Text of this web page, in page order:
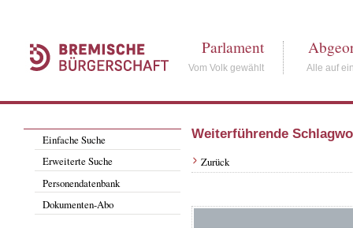
Parlament
Vom Volk gewählt Alle auf
Einfache Suche
Erweiterte Suche
Personendatenbank
Dokumenten-Abo
Weiterführende
Zurück